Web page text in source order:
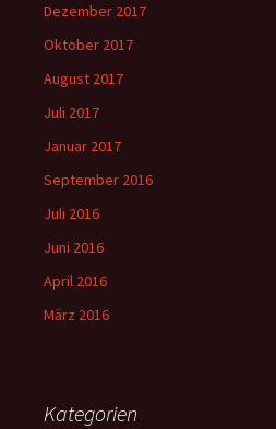
Dezember 2017
Oktober 2017
August 2017
Juli 2017
Januar 2017
September 2016
Juli 2016
Juni 2016
April 2016
März 2016
Kategorien